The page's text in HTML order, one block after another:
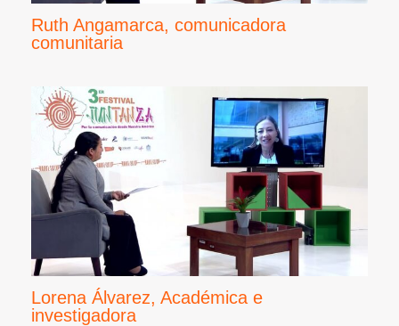
Ruth Angamarca, comunicadora
comunitaria
Lorena Álvarez, Académica e
investigadora